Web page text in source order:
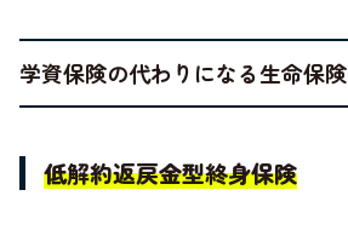
学資保険の代わりになる生命保険
低解約返戻金型終身保険